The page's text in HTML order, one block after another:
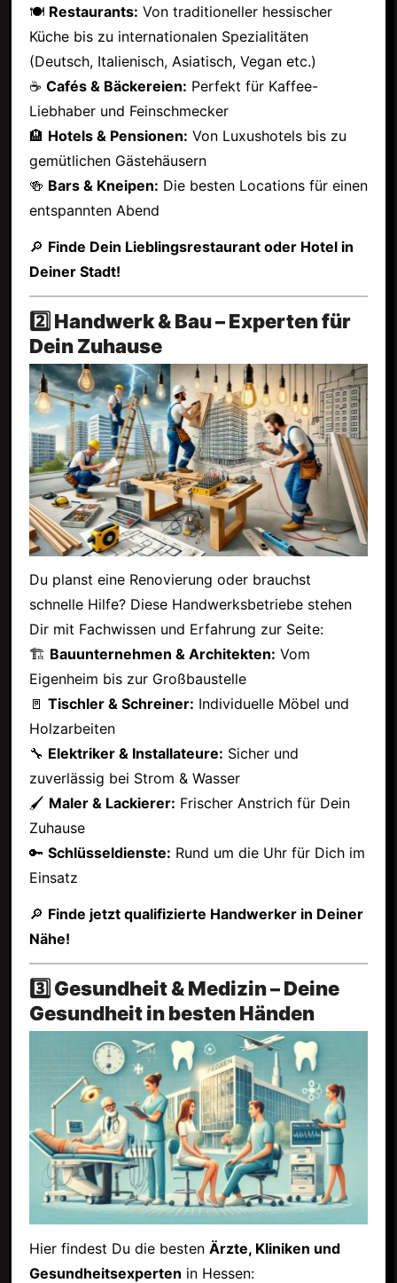
🍽 Restaurants: Von traditioneller hessischer
Küche bis zu internationalen Spezialitäten
(Deutsch, Italienisch, Asiatisch, Vegan etc.)
☕ Cafés & Bäckereien: Perfekt für Kaffee-
Liebhaber und Feinschmecker
🏨 Hotels & Pensionen: Von Luxushotels bis zu
gemütlichen Gästehäusern
🍻 Bars & Kneipen: Die besten Locations für einen
entspannten Abend
🔎 Finde Dein Lieblingsrestaurant oder Hotel in
Deiner Stadt!
2️⃣ Handwerk & Bau – Experten für
Dein Zuhause
Du planst eine Renovierung oder brauchst
schnelle Hilfe? Diese Handwerksbetriebe stehen
Dir mit Fachwissen und Erfahrung zur Seite:
🏗 Bauunternehmen & Architekten: Vom
Eigenheim bis zur Großbaustelle
🚪 Tischler & Schreiner: Individuelle Möbel und
Holzarbeiten
🔧 Elektriker & Installateure: Sicher und
zuverlässig bei Strom & Wasser
🖌 Maler & Lackierer: Frischer Anstrich für Dein
Zuhause
🔑 Schlüsseldienste: Rund um die Uhr für Dich im
Einsatz
🔎 Finde jetzt qualifizierte Handwerker in Deiner
Nähe!
3️⃣ Gesundheit & Medizin – Deine
Gesundheit in besten Händen
Hier findest Du die besten Ärzte, Kliniken und
Gesundheitsexperten in Hessen: